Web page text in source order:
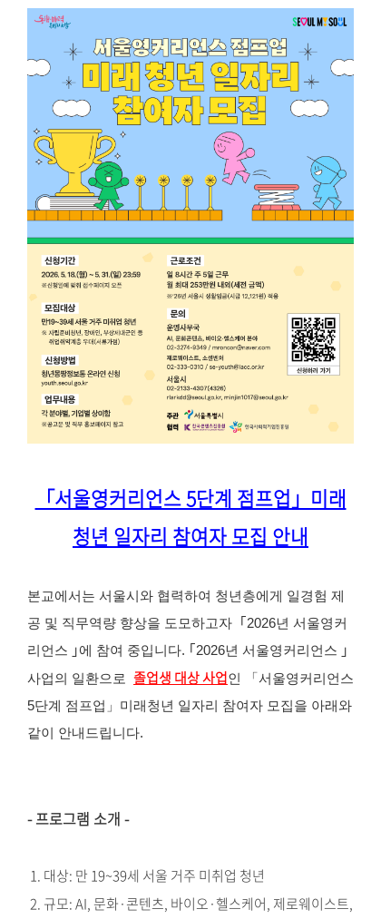
「서울영커리언스 5단계 점프업」미래
청년 일자리 참여자 모집 안내
본교에서는 서울시와 협력하여 청년층에게 일경험 제
공 및 직무역량 향상을 도모하고자 ｢2026년 서울영커
리언스 ｣에 참여 중입니다. ｢2026년 서울영커리언스 ｣
사업의 일환으로 졸업생 대상 사업인 「서울영커리언스
5단계 점프업」미래청년 일자리 참여자 모집을 아래와
같이 안내드립니다.
- 프로그램 소개 -
1. 대상: 만 19~39세 서울 거주 미취업 청년
2. 규모: AI, 문화·콘텐츠, 바이오·헬스케어, 제로웨이스트,